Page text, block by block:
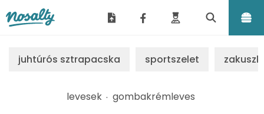
juhtúrós sztrapacska sportszelet
levesek gombakrémleves